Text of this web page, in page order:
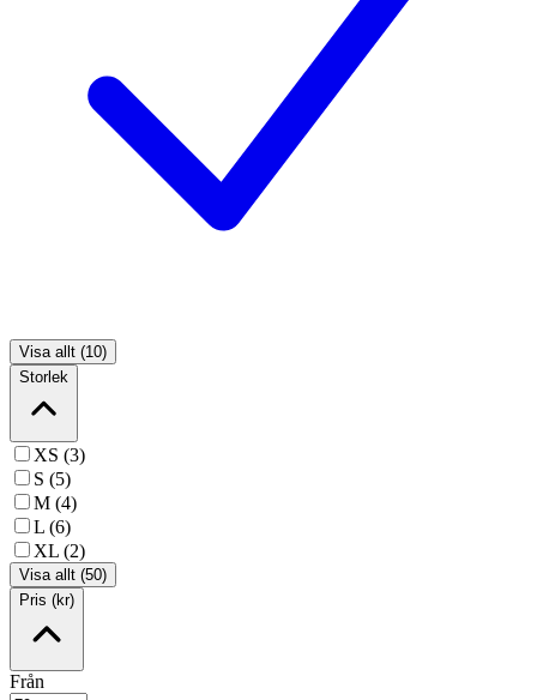
Visa allt (10)
Storlek
XS (3)
S (5)
M (4)
L (6)
XL (2)
Visa allt (50)
Pris (kr)
Från